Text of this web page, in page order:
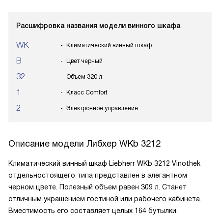
Расшифровка названия модели винного шкафа
WK Климатический винный шкаф
B Цвет черный
32 Объем 320 л
1 Класс Comfort
2 Электронное управление
Описание модели Либхер WKb 3212
Климатический винный шкаф Liebherr WKb 3212 Vinothek
отдельностоящего типа представлен в элегантном
черном цвете. Полезный объем равен 309 л. Станет
отличным украшением гостиной или рабочего кабинета.
Вместимость его составляет целых 164 бутылки.